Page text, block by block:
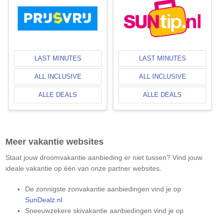
LAST MINUTES
ALL INCLUSIVE
ALLE DEALS
LAST MINUTES
ALL INCLUSIVE
ALLE DEALS
Meer vakantie websites
Staat jouw droomvakantie aanbieding er niet tussen? Vind jouw
ideale vakantie op één van onze partner websites.
De zonnigste zonvakantie aanbiedingen vind je op
SunDealz.nl
Sneeuwzekere skivakantie aanbiedingen vind je op